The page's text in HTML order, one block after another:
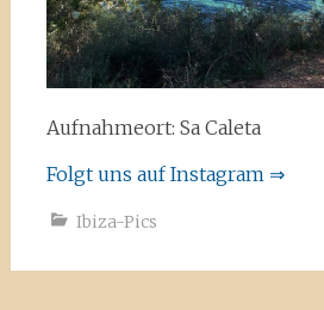
Aufnahmeort: Sa Caleta
Folgt uns auf Instagram ⇒
Ibiza-Pics